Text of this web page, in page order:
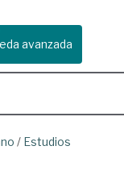
avanzada
/ Estudios